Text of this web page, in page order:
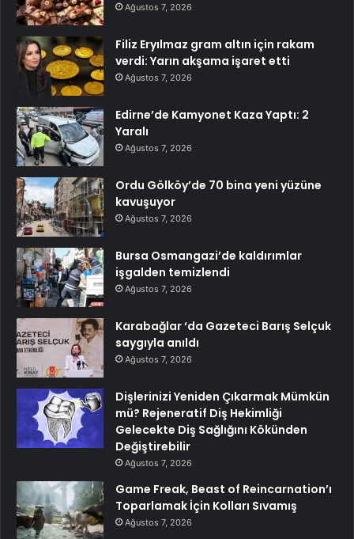
Ağustos 7, 2026
Filiz Eryılmaz gram altın için rakam
verdi: Yarın akşama işaret etti
Ağustos 7, 2026
Edirne’de Kamyonet Kaza Yaptı: 2
Yaralı
Ağustos 7, 2026
Ordu Gölköy’de 70 bina yeni yüzüne
kavuşuyor
Ağustos 7, 2026
Bursa Osmangazi’de kaldırımlar
işgalden temizlendi
Ağustos 7, 2026
Karabağlar ‘da Gazeteci Barış Selçuk
saygıyla anıldı
Ağustos 7, 2026
Dişlerinizi Yeniden Çıkarmak Mümkün
mü? Rejeneratif Diş Hekimliği
Gelecekte Diş Sağlığını Kökünden
Değiştirebilir
Ağustos 7, 2026
Game Freak, Beast of Reincarnation’ı
Toparlamak İçin Kolları Sıvamış
Ağustos 7, 2026